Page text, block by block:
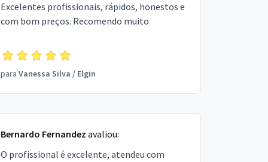
Excelentes profissionais, rápidos, honestos e
com bom preços. Recomendo muito
para Vanessa Silva / Elgin
Bernardo Fernandez avaliou:
O profissional é excelente, atendeu com